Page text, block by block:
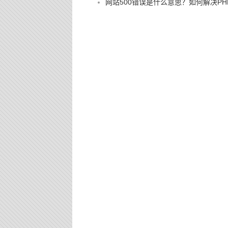
网站500错误是什么意思？如何解决